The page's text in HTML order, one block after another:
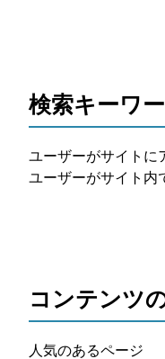
検索キーワ
ユーザーがサイトに
ユーザーがサイト内
コンテンツ
人気のあるページ